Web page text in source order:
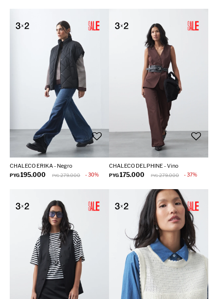
CHALECO ERIKA - Negro
PYG195.000 PYG 279.000 30
CHALECO DELPHINE - Vino
PYG175.000 PYG 279.000 37